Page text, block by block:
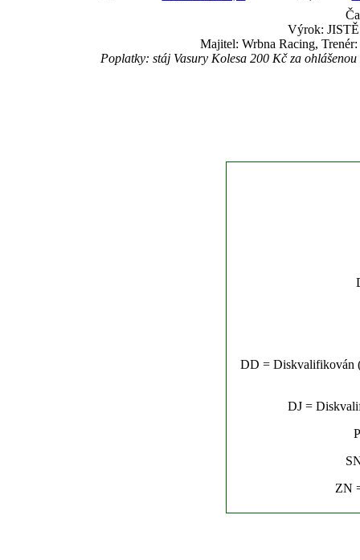
Výrok:
Majitel: Wrbna Racing,
Poplatky: stáj Vasury Kolesa 200 Kč za
DD = Diskvalifikován
DJ =
ZN